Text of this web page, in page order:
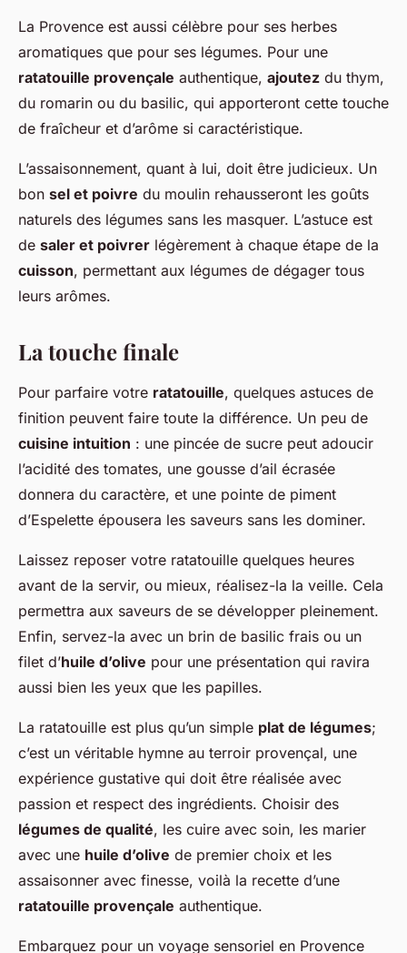
La Provence est aussi célèbre pour ses herbes
aromatiques que pour ses légumes. Pour une
ratatouille provençale authentique, ajoutez du thym,
du romarin ou du basilic, qui apporteront cette touche
de fraîcheur et d’arôme si caractéristique.
L’assaisonnement, quant à lui, doit être judicieux. Un
bon sel et poivre du moulin rehausseront les goûts
naturels des légumes sans les masquer. L’astuce est
de saler et poivrer légèrement à chaque étape de la
cuisson, permettant aux légumes de dégager tous
leurs arômes.
La touche finale
Pour parfaire votre ratatouille, quelques astuces de
finition peuvent faire toute la différence. Un peu de
cuisine intuition : une pincée de sucre peut adoucir
l’acidité des tomates, une gousse d’ail écrasée
donnera du caractère, et une pointe de piment
d’Espelette épousera les saveurs sans les dominer.
Laissez reposer votre ratatouille quelques heures
avant de la servir, ou mieux, réalisez-la la veille. Cela
permettra aux saveurs de se développer pleinement.
Enfin, servez-la avec un brin de basilic frais ou un
filet d’huile d’olive pour une présentation qui ravira
aussi bien les yeux que les papilles.
La ratatouille est plus qu’un simple plat de légumes;
c’est un véritable hymne au terroir provençal, une
expérience gustative qui doit être réalisée avec
passion et respect des ingrédients. Choisir des
légumes de qualité, les cuire avec soin, les marier
avec une huile d’olive de premier choix et les
assaisonner avec finesse, voilà la recette d’une
ratatouille provençale authentique.
Embarquez pour un voyage sensoriel en Provence